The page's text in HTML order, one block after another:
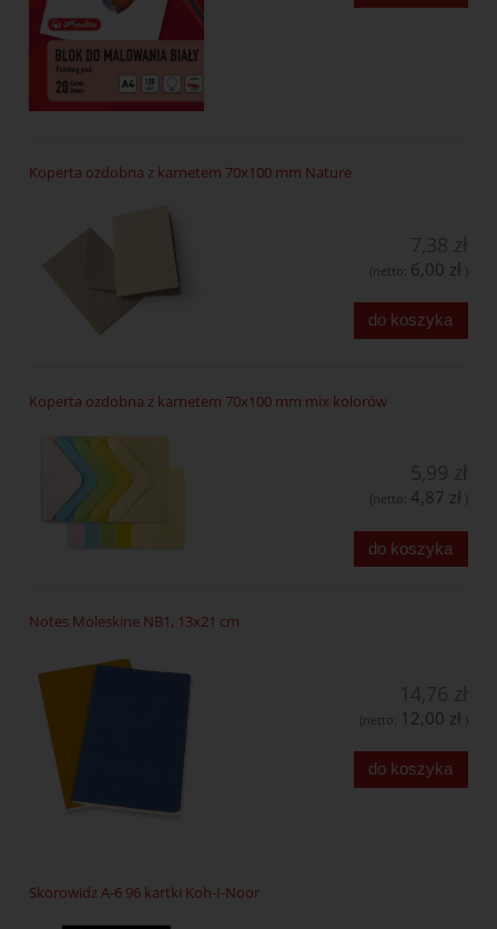
Koperta ozdobna z karnetem 70x100 mm Nature
(netto: 6,00 zł )
do koszyka
Koperta ozdobna z karnetem 70x100 mm mix kolorów
(netto: 4,87 zł )
do koszyka
Notes Moleskine NB1, 13x21 cm
(netto: 12,00 zł )
do koszyka
Skorowidz A-6 96 kartki Koh-I-Noor